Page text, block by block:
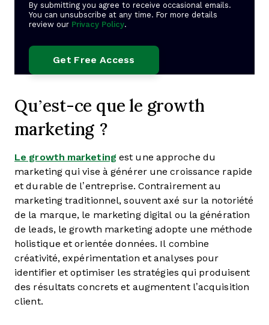
By submitting you agree to receive occasional emails.
You can unsubscribe at any time. For more details
review our Privacy Policy.
Qu’est-ce que le growth
marketing ?
Le growth marketing est une approche du
marketing qui vise à générer une croissance rapide
et durable de l’entreprise. Contrairement au
marketing traditionnel, souvent axé sur la notoriété
de la marque, le marketing digital ou la génération
de leads, le growth marketing adopte une méthode
holistique et orientée données. Il combine
créativité, expérimentation et analyses pour
identifier et optimiser les stratégies qui produisent
des résultats concrets et augmentent l’acquisition
client.